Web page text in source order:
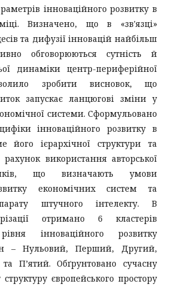
інноваційного розвитку в
Визначено, що в «зв'язці»
та дифузії інновацій найбільш
обговорюються сутність й
динаміки центр-периферійної
зробити висновок, що
запускає ланцюгові зміни у
системи. Сформульовано
інноваційного розвитку в
його ієрархічної структури та
використання авторської
що визначають умови
економічних систем та
штучного інтелекту. В
отримано 6 кластерів
інноваційного розвитку
– Нульовий, Перший, Другий,
П’ятий. Обґрунтовано сучасну
європейського простору